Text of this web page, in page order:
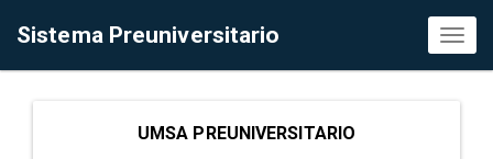
Sistema Preuniversitario
UMSA PREUNIVERSITARIO